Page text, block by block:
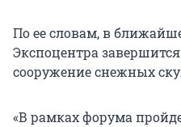
По ее словам, в
Экспоцентра
сооружение снежных
«В рамках форума